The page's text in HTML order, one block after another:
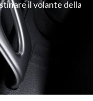
il volante della